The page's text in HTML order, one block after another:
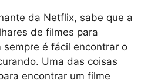
da Netflix, sabe que a
de filmes para
sempre é fácil encontrar o
Uma das coisas
encontrar um filme